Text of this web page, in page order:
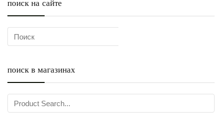
поиск на сайте
поиск в магазинах